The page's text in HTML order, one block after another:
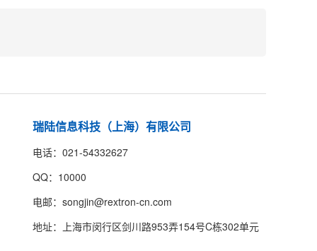
瑞陆信息科技（上海）有限公司
电话：021-54332627
QQ：10000
电邮：songjin@rextron-cn.com
地址：上海市闵行区剑川路953弄154号C栋302单元